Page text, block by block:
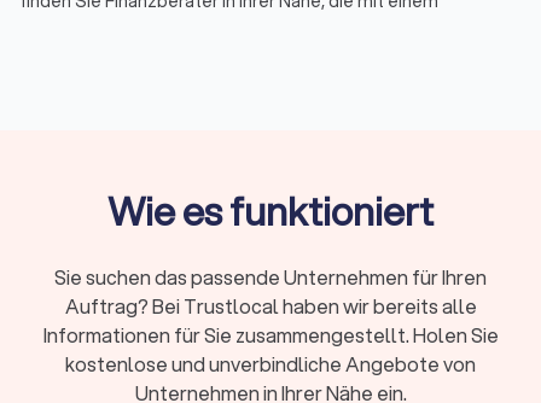
Versicherungen, für Rente & Altersvorsorge, für
die Unternehmensberatung auf einen Blick aussuchen und die
besten Finanzberater in Neckartenzlingen und Umgebung
kennenlernen. Und wenn noch Fragen bleiben, stehen wir von
Trustlocal Ihnen gerne zur Verfügung, indem wir
entsprechend Ihrer Anfrage direkt ein individuelles Angebot
Wie es funktioniert
Sie suchen das passende Unternehmen für Ihren
Auftrag? Bei Trustlocal haben wir bereits alle
Informationen für Sie zusammengestellt. Holen Sie
kostenlose und unverbindliche Angebote von
Unternehmen in Ihrer Nähe ein.